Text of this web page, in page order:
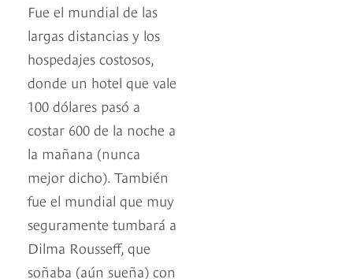
Fue el mundial de las
largas distancias y los
hospedajes costosos,
donde un hotel que vale
100 dólares pasó a
costar 600 de la noche a
la mañana (nunca
mejor dicho). También
fue el mundial que muy
seguramente tumbará a
Dilma Rousseff, que
soñaba (aún sueña) con